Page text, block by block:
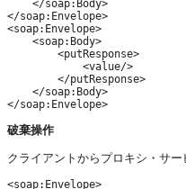
    </soap:Body>
</soap:Envelope>
<soap:Envelope>
    <soap:Body>
        <putResponse>
            <value/>
        </putResponse>
    </soap:Body>
破棄操作
クライアントからプロキシ・サー
<soap:Envelope>